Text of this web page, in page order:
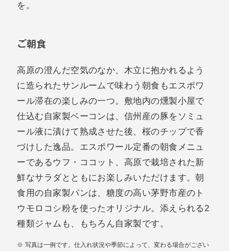
を。
ご朝食
高原の澄んだ空気のなか、木立に抱かれるよう
に造られたサンルームで味わう朝食もエスポワ
ール滞在の楽しみの一つ。敷地内の燻製小屋で
仕込む自家製ベーコンは、信州産の豚をソミュ
ール液に漬けて熟成させた後、桜のチップで香
づけした逸品。エスポワール定番の朝食メニュ
ーであるウフ・ココット、高原で栽培された新
鮮なサラダとともにお楽しみいただけます。朝
食用の自家製パンは、糖度の高い茅野市産のト
ウモロコシ粉を使ったオリジナル。添えられる2
種類ジャムも、もちろん自家製です。
写真は一例です。仕入れ状況や季節によって、変わる場合がござい